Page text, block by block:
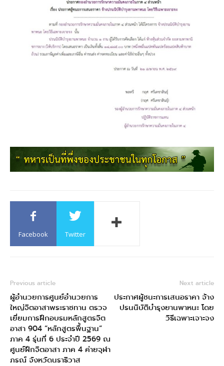
Facebook Twitter
Previous article
ผู้อำนวยการศูนย์อำนวยการ
ใหญ่จิตอาสาพระราชทาน ตรวจ
เยี่ยมการฝึกอบรมหลักสูตรจิต
อาสา 904 “หลักสูตรพื้นฐาน”
ภาค 4 รุ่นที่ 6 ประจำปี 2569 ณ
ศูนย์ฝึกจิตอาสา ภาค 4 ค่ายจุฬา
ภรณ์ จังหวัดนราธิวาส
Next article
ประกาศผู้ชนะการเสนอราคา จ้าง
ปรนนิบัติบำรุงยานพาหนะ โดย
วิธีเฉพาะเจาะจง